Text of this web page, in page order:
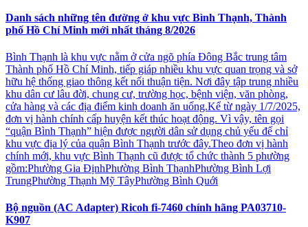
Danh sách những tên đường ở khu vực Bình Thạnh, Thành
phố Hồ Chí Minh mới nhất tháng 8/2026
Bình Thạnh là khu vực nằm ở cửa ngõ phía Đông Bắc trung tâm
Thành phố Hồ Chí Minh, tiếp giáp nhiều khu vực quan trọng và sở
hữu hệ thống giao thông kết nối thuận tiện. Nơi đây tập trung nhiều
khu dân cư lâu đời, chung cư, trường học, bệnh viện, văn phòng,
cửa hàng và các địa điểm kinh doanh ăn uống.Kể từ ngày 1/7/2025,
đơn vị hành chính cấp huyện kết thúc hoạt động. Vì vậy, tên gọi
“quận Bình Thạnh” hiện được người dân sử dụng chủ yếu để chỉ
khu vực địa lý của quận Bình Thạnh trước đây.Theo đơn vị hành
chính mới, khu vực Bình Thạnh cũ được tổ chức thành 5 phường
gồm:Phường Gia ĐịnhPhường Bình ThạnhPhường Bình Lợi
TrungPhường Thạnh Mỹ TâyPhường Bình Quới
Bộ nguồn (AC Adapter) Ricoh fi-7460 chính hãng PA03710-
K907